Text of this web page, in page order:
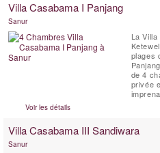
Villa Casabama I Panjang
Sanur
La
plages
de 4
privée
Voir les détails
Villa Casabama III Sandiwara
Sanur